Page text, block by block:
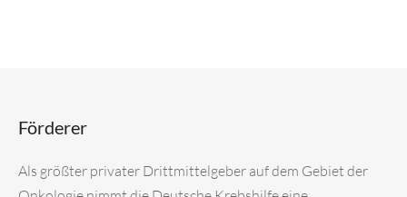
Förderer
Als größter privater Drittmittelgeber auf dem Gebiet der